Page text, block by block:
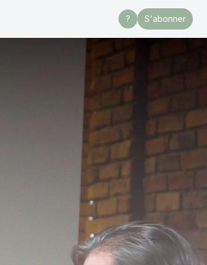
? S'abonner